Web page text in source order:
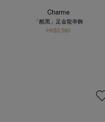
Charme
「酷黑」足金龍串飾
HK$3,580